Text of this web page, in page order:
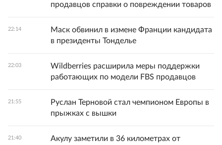
продавцов справки о повреждении товаров
22:14
Маск обвинил в измене Франции кандидата
в президенты Тонделье
22:03
Wildberries расширила меры поддержки
работающих по модели FBS продавцов
21:55
Руслан Терновой стал чемпионом Европы в
прыжках с вышки
21:40
Акулу заметили в 36 километрах от